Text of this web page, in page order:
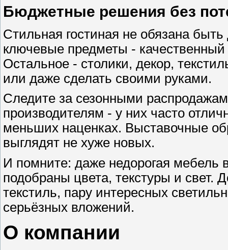
Бюджетные решения без
Стильная гостиная не обязана
ключевые предметы -
Остальное - столики, декор,
или даже сделать своими руками.
Следите за сезонными
производителям - у них часто
меньших наценках. Выставочные
выглядят не хуже новых.
И помните: даже недорогая мебель
подобраны цвета, текстуры и свет.
текстиль, пару интересных
серьёзных вложений.
О компании